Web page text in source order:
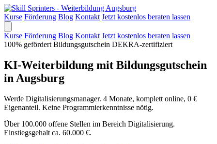
Kurse Förderung Blog Kontakt Jetzt kostenlos beraten lassen
Kurse Förderung Blog Kontakt Jetzt kostenlos beraten lassen
100% gefördert Bildungsgutschein DEKRA-zertifiziert
KI-Weiterbildung mit Bildungsgutschein
in Augsburg
Werde Digitalisierungsmanager. 4 Monate, komplett online, 0 €
Eigenanteil. Keine Programmierkenntnisse nötig.
Über 100.000 offene Stellen im Bereich Digitalisierung.
Einstiegsgehalt ca. 60.000 €.